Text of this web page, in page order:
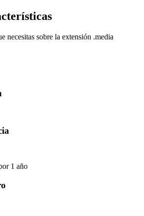
necesitas sobre la extensión .media
1 año